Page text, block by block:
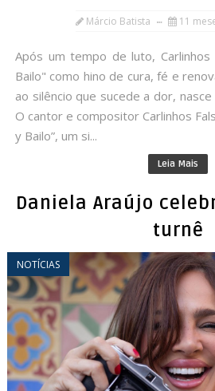
Márcio Batista 11
Após um tempo de luto,
Bailo" como hino de cura, fé e
ao silêncio que sucede a dor, nasce
O cantor e compositor Carlinhos
y Bailo”, um si...
Leia Mais
Daniela Araújo
turnê
NOTÍCIAS